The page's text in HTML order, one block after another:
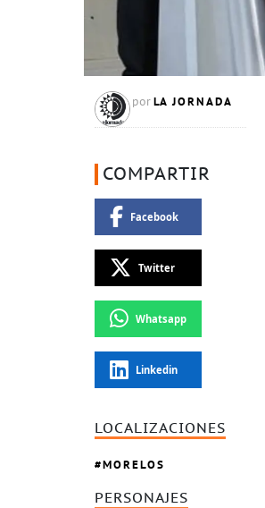
por LA JORNADA
COMPARTIR
Facebook
Twitter
Whatsapp
Linkedin
LOCALIZACIONES
MORELOS
PERSONAJES